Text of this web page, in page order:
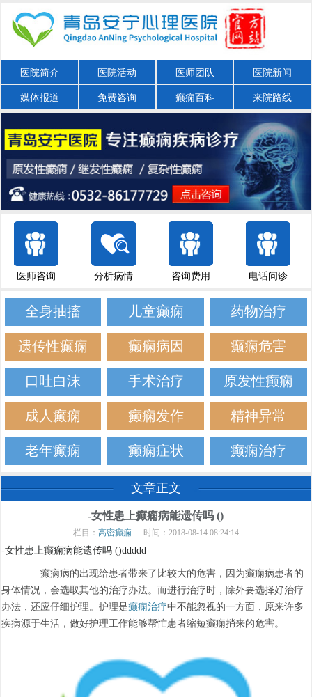
医院简介 医院活动 医师团队 医院新闻
媒体报道 免费咨询 癫痫百科 来院路线
医师咨询 分析病情 咨询费用 电话问诊
全身抽搐 儿童癫痫 药物治疗
遗传性癫痫 癫痫病因 癫痫危害
口吐白沫 手术治疗 原发性癫痫
成人癫痫 癫痫发作 精神异常
老年癫痫 癫痫症状 癫痫治疗
文章正文
-女性患上癫痫病能遗传吗 ()
栏目： 高密癫痫 时间：2018-08-14 08:24:14
-女性患上癫痫病能遗传吗 ()ddddd
癫痫病的出现给患者带来了比较大的危害，因为癫痫病患者的
身体情况，会选取其他的治疗办法。而进行治疗时，除外要选择好治疗
办法，还应仔细护理。护理是癫痫治疗中不能忽视的一方面，原来许多
疾病源于生活，做好护理工作能够帮忙患者缩短癫痫捎来的危害。